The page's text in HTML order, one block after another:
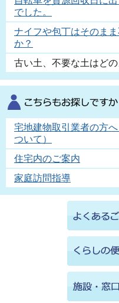
でした。
ナイフや包丁はそのま
か？
古い土、不要な土はど
宅地建物取引業者の方
ついて）
住宅内のご案内
家庭訪問指導